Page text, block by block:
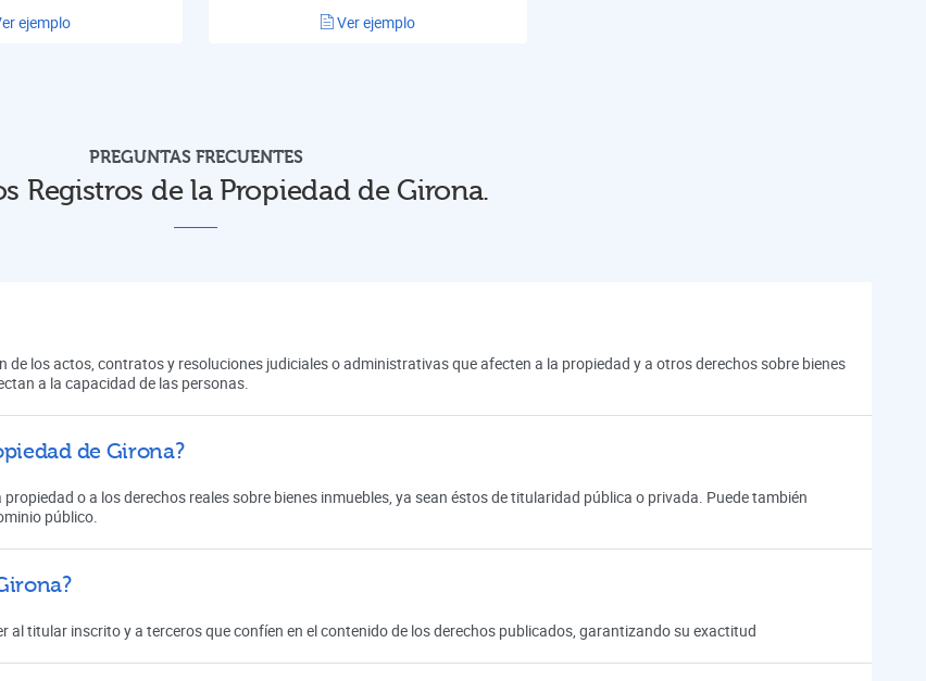
ejemplo Ver ejemplo
PREGUNTAS FRECUENTES
Registros de la Propiedad de Girona.
los actos, contratos y resoluciones judiciales o administrativas que afecten a la propiedad y a otros derechos sobre bienes
a la capacidad de las personas.
de Girona?
o a los derechos reales sobre bienes inmuebles, ya sean éstos de titularidad pública o privada. Puede también
público.
titular inscrito y a terceros que confíen en el contenido de los derechos publicados, garantizando su exactitud